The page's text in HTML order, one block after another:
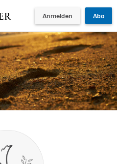
Anmelden Abo